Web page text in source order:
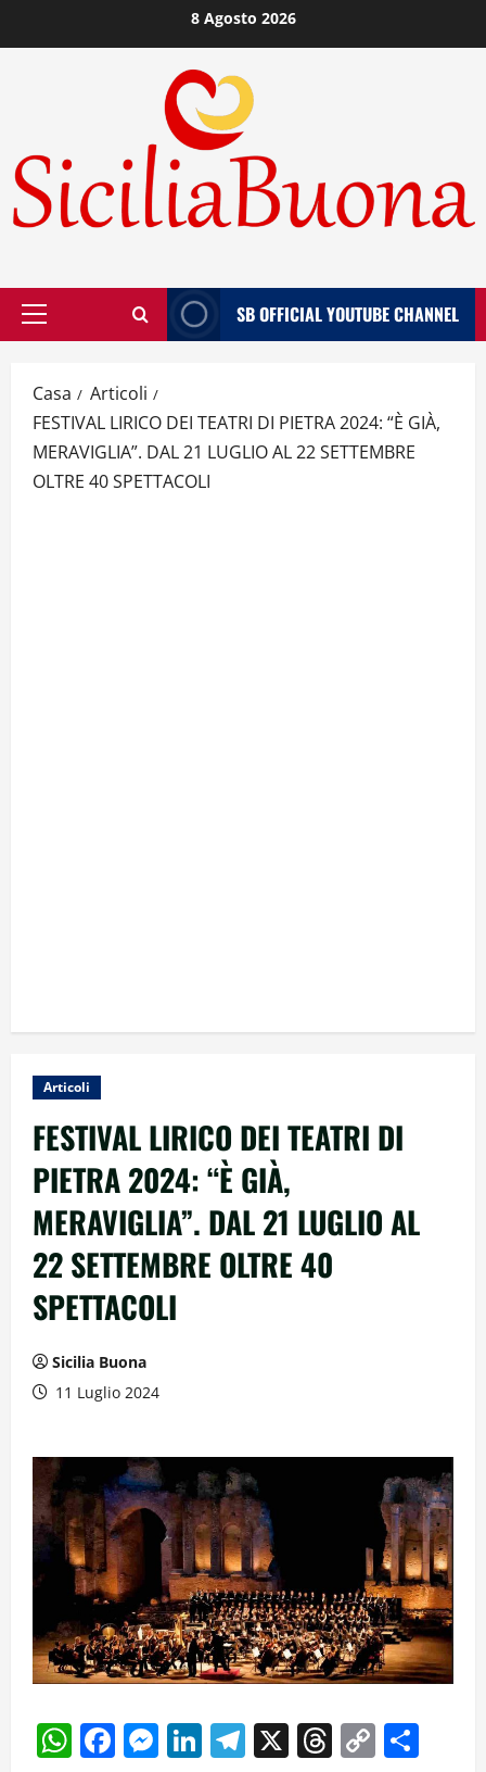
al
8 Agosto 2026
Menù
SB OFFICIAL YOUTUBE CHANNEL
Casa
Articoli
FESTIVAL LIRICO DEI TEATRI DI PIETRA 2024: “È GIÀ,
MERAVIGLIA”. DAL 21 LUGLIO AL 22 SETTEMBRE
OLTRE 40 SPETTACOLI
Articoli
FESTIVAL LIRICO DEI TEATRI DI
PIETRA 2024: “È GIÀ,
MERAVIGLIA”. DAL 21 LUGLIO AL
22 SETTEMBRE OLTRE 40
SPETTACOLI
Sicilia Buona
11 Luglio 2024
WhatsApp
Facebook
Messenger
LinkedIn
Telegram
X Threads
Copy